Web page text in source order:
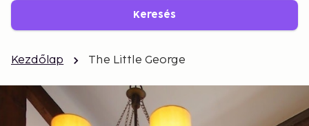
Keresés
Kezdőlap The Little George